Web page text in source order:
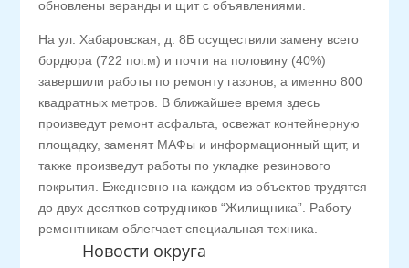
Новости округа
обновлены веранды и щит с объявлениями.
На ул. Хабаровская, д. 8Б осуществили замену всего
бордюра (722 пог.м) и почти на половину (40%)
завершили работы по ремонту газонов, а именно 800
квадратных метров. В ближайшее время здесь
произведут ремонт асфальта, освежат контейнерную
площадку, заменят МАФы и информационный щит, и
также произведут работы по укладке резинового
покрытия. Ежедневно на каждом из объектов трудятся
до двух десятков сотрудников “Жилищника”. Работу
ремонтникам облегчает специальная техника.